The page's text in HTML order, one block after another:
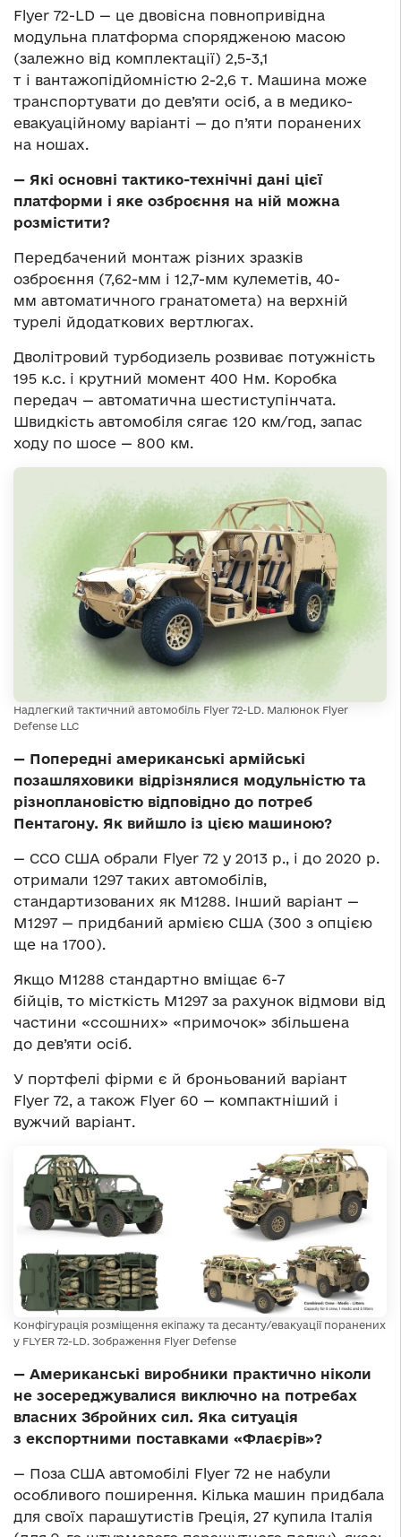
Flyer 72-LD — це двовісна повнопривідна
модульна платформа спорядженою масою
(залежно від комплектації) 2,5-3,1
т і вантажопідйомністю 2-2,6 т. Машина може
транспортувати до дев’яти осіб, а в медико-
евакуаційному варіанті — до п’яти поранених
на ношах.
— Які основні тактико-технічні дані цієї
платформи і яке озброєння на ній можна
розмістити?
Передбачений монтаж різних зразків
озброєння (7,62-мм і 12,7-мм кулеметів, 40-
мм автоматичного гранатомета) на верхній
турелі йдодаткових вертлюгах.
Дволітровий турбодизель розвиває потужність
195 к.с. і крутний момент 400 Нм. Коробка
передач — автоматична шестиступінчата.
Швидкість автомобіля сягає 120 км/год, запас
ходу по шосе — 800 км.
Надлегкий тактичний автомобіль Flyer 72-LD. Малюнок Flyer
Defense LLC
— Попередні американські армійські
позашляховики відрізнялися модульністю та
різноплановістю відповідно до потреб
Пентагону. Як вийшло із цією машиною?
— ССО США обрали Flyer 72 у 2013 р., і до 2020 р.
отримали 1297 таких автомобілів,
стандартизованих як М1288. Інший варіант —
М1297 — придбаний армією США (300 з опцією
ще на 1700).
Якщо М1288 стандартно вміщає 6-7
бійців, то місткість М1297 за рахунок відмови від
частини «ссошних» «примочок» збільшена
до дев’яти осіб.
У портфелі фірми є й броньований варіант
Flyer 72, а також Flyer 60 — компактніший і
вужчий варіант.
Конфігурація розміщення екіпажу та десанту/евакуації поранених
у FLYER 72-LD. Зображення Flyer Defense
— Американські виробники практично ніколи
не зосереджувалися виключно на потребах
власних Збройних сил. Яка ситуація
з експортними поставками «Флаєрів»?
— Поза США автомобілі Flyer 72 не набули
особливого поширення. Кілька машин придбала
для своїх парашутистів Греція, 27 купила Італія